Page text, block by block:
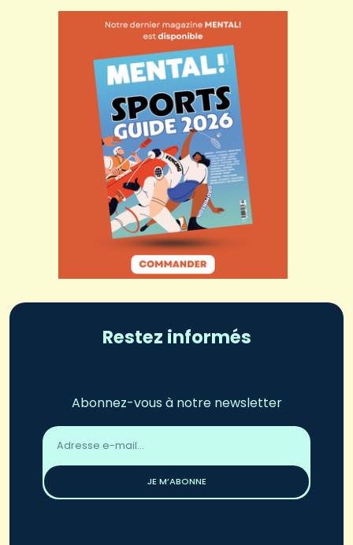
Restez informés
Abonnez-vous à notre newsletter
Adresse
email
JE M’ABONNE